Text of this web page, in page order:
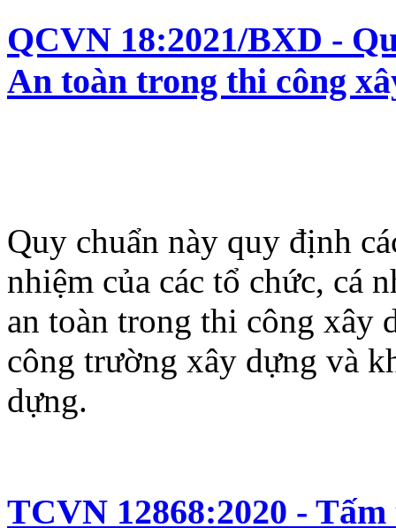
QCVN 18:2021/BXD -
An toàn trong thi công
Quy chuẩn này quy định
nhiệm của các tổ chức, cá
an toàn trong thi công xây
công trường xây dựng và
dựng.
TCVN 12868:2020 -